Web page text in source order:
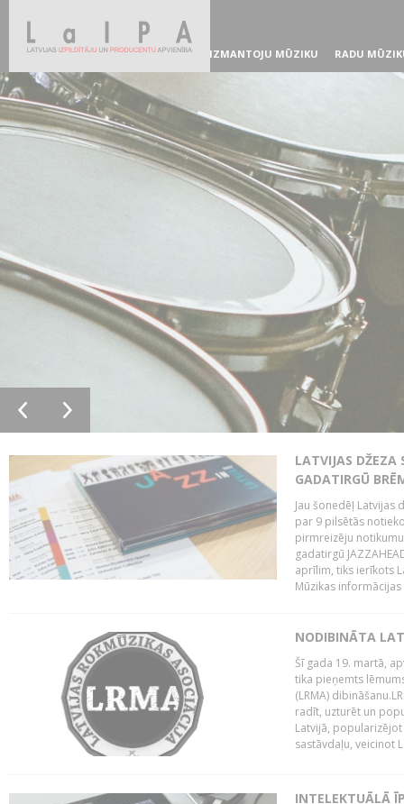
IZMANTOJU MŪZIKU RADU
LATVIJAS DŽEZA
GADATIRGŪ
Jau šonedēļ Latvijas
par 9 pilsētās
pirmreizēju
gadatirgū
aprīlim, tiks ierīkots
Mūzikas informācijas
NODIBINĀTA
Šī gada 19. martā,
tika pieņemts
(LRMA)
radīt, uzturēt un
Latvijā,
sastāvdaļu, veicinot
INTELEKTUĀLĀ